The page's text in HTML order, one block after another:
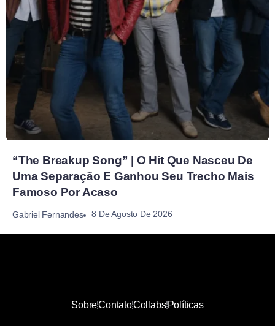
“The Breakup Song” | O Hit Que Nasceu De
Uma Separação E Ganhou Seu Trecho Mais
Famoso Por Acaso
Gabriel Fernandes 8 De Agosto De 2026
SobreContatoCollabsPolíticas